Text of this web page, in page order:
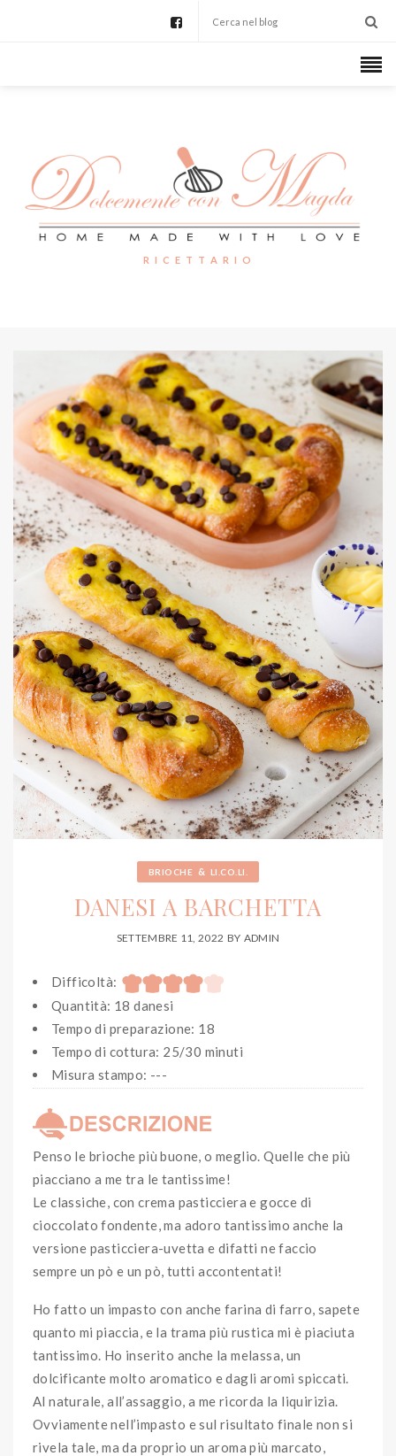
R I C E T T A R I O
BRIOCHE & LI.CO.LI.
DANESI A BARCHETTA
SETTEMBRE 11, 2022 BY ADMIN
Difficoltà:
Quantità: 18 danesi
Tempo di preparazione: 18
Tempo di cottura: 25/30 minuti
Misura stampo: ---
Penso le brioche più buone, o meglio. Quelle che più
piacciano a me tra le tantissime!
Le classiche, con crema pasticciera e gocce di
cioccolato fondente, ma adoro tantissimo anche la
versione pasticciera-uvetta e difatti ne faccio
sempre un pò e un pò, tutti accontentati!
Ho fatto un impasto con anche farina di farro, sapete
quanto mi piaccia, e la trama più rustica mi è piaciuta
tantissimo. Ho inserito anche la melassa, un
dolcificante molto aromatico e dagli aromi spiccati.
Al naturale, all’assaggio, a me ricorda la liquirizia.
Ovviamente nell’impasto e sul risultato finale non si
rivela tale, ma da proprio un aroma più marcato,